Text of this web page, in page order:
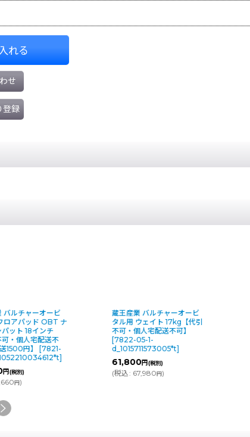
れる
せ
登録
バルチャーオービ
ロアパッド OBT ナ
ット 18インチ
可・個人宅配送不
1500円】
[7821-
]
円(税別)
円)
蔵王産業 バルチャーオービ
タル用 ウェイト 17kg【代引
不可・個人宅配送不可】
[7822-05-1-
d_1015711573005*t]
61,800円(税別)
(税込: 67,980円)